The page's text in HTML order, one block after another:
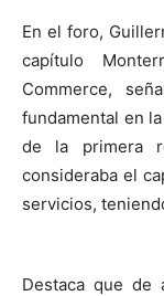
En el foro,
capítulo
Commerce,
fundamental en
de la primera
consideraba el
servicios,
Destaca que de